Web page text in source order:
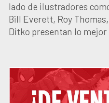
lado de ilustradores
Bill Everett, Roy
Ditko presentan lo mejor